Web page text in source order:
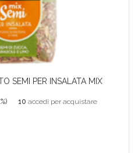
SEMI PER INSALATA MIX
10 accedi per acquistare